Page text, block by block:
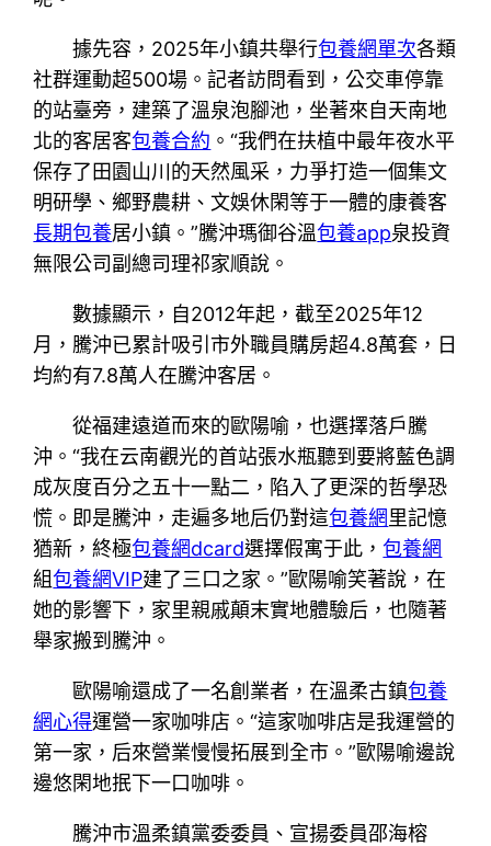
據先容，2025年小鎮共舉行包養網單次各類
社群運動超500場。記者訪問看到，公交車停靠
的站臺旁，建築了溫泉泡腳池，坐著來自天南地
北的客居客包養合約 。“我們在扶植中最年夜水平
保存了田園山川的天然風采，力爭打造一個集文
明研學、鄉野農耕、文娛休閑等于一體的康養客
長期包養居小鎮。”騰沖瑪御谷溫包養app泉投資
無限公司副總司理祁家順說。
數據顯示，自2012年起，截至2025年12
月，騰沖已累計吸引市外職員購房超4.8萬套，日
均約有7.8萬人在騰沖客居。
從福建遠道而來的歐陽喻，也選擇落戶騰
沖。“我在云南觀光的首站張水瓶聽到要將藍色調
成灰度百分之五十一點二，陷入了更深的哲學恐
慌。即是騰沖，走遍多地后仍對這包養網里記憶
猶新，終極包養網dcard選擇假寓于此，包養網
組包養網VIP建了三口之家。”歐陽喻笑著說，在
她的影響下，家里親戚顛末實地體驗后，也隨著
舉家搬到騰沖。
歐陽喻還成了一名創業者，在溫柔古鎮包養
網心得運營一家咖啡店。“這家咖啡店是我運營的
第一家，后來營業慢慢拓展到全市。”歐陽喻邊說
邊悠閑地抿下一口咖啡。
騰沖市溫柔鎮黨委委員、宣揚委員邵海榕